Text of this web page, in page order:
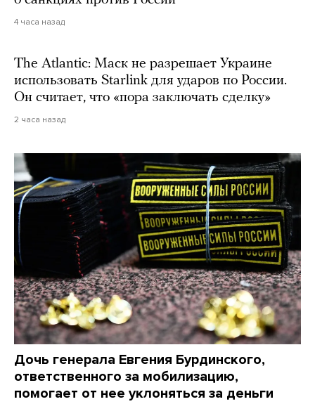
4 часа назад
The Atlantic: Маск не разрешает Украине
использовать Starlink для ударов по России.
Он считает, что «пора заключать сделку»
2 часа назад
Дочь генерала Евгения Бурдинского,
ответственного за мобилизацию,
помогает от нее уклоняться за деньги